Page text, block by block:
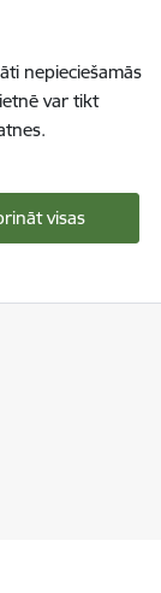
nepieciešamās
var tikt
visas